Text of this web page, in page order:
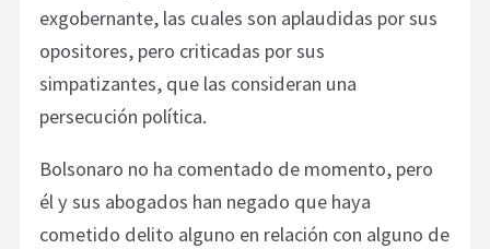
exgobernante, las cuales son aplaudidas por sus
opositores, pero criticadas por sus
simpatizantes, que las consideran una
persecución política.
Bolsonaro no ha comentado de momento, pero
él y sus abogados han negado que haya
cometido delito alguno en relación con alguno de